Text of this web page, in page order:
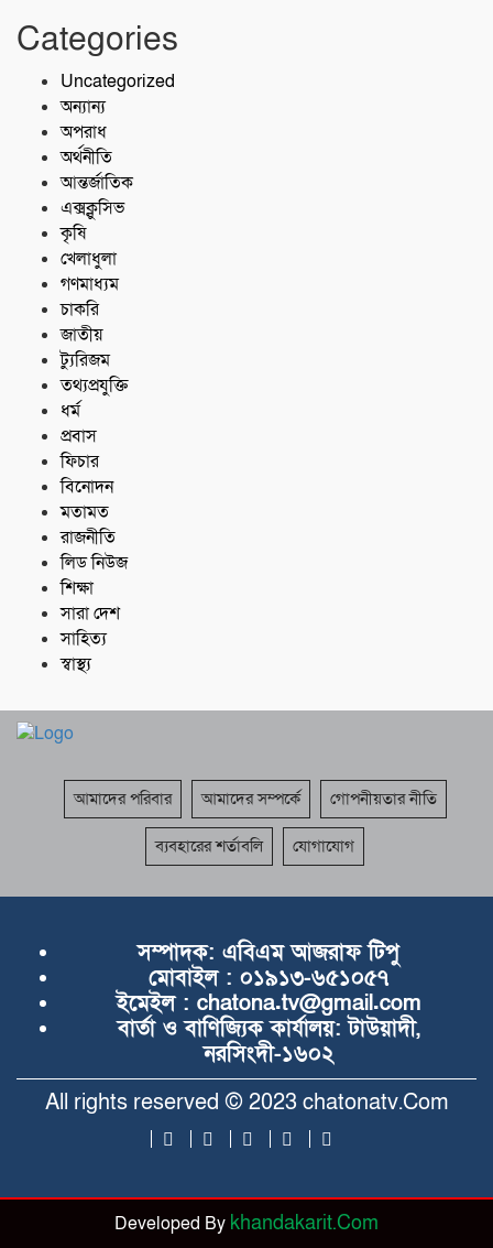
Categories
Uncategorized
অন্যান্য
অপরাধ
অর্থনীতি
আন্তর্জাতিক
এক্সক্লুসিভ
কৃষি
খেলাধুলা
গণমাধ্যম
চাকরি
জাতীয়
ট্যুরিজম
তথ্যপ্রযুক্তি
ধর্ম
প্রবাস
ফিচার
বিনোদন
মতামত
রাজনীতি
লিড নিউজ
শিক্ষা
সারা দেশ
সাহিত্য
স্বাস্থ্য
আমাদের পরিবার আমাদের সম্পর্কে গোপনীয়তার নীতি
ব্যবহারের শর্তাবলি যোগাযোগ
সম্পাদক: এবিএম আজরাফ টিপু
মোবাইল : ০১৯১৩-৬৫১০৫৭
ইমেইল : chatona.tv@gmail.com
বার্তা ও বাণিজ্যিক কার্যালয়:টাউয়াদী,
নরসিংদী-১৬০২
All rights reserved © 2023 chatonatv.Com
Developed By khandakarit.Com